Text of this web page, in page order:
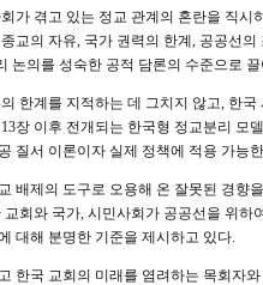
가 겪고 있는 정교 관계의 혼란을 직
교의 자유, 국가 권력의 한계, 공공선
논의를 성숙한 공적 담론의 수준으로
한계를 지적하는 데 그치지 않고, 한
장 이후 전개되는 한국형 정교분리 모
질서 이론이자 실제 정책에 적용 가능
배제의 도구로 오용해 온 잘못된 경향
교회와 국가, 시민사회가 공공선을 위
대해 분명한 기준을 제시하고 있다.
한국 교회의 미래를 염려하는 목회자